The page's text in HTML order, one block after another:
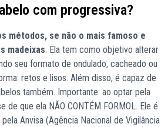
com progressiva?
métodos, se não o mais famoso e
madeixas. Ela tem como objetivo alterar
seu formato de ondulado, cacheado ou
retos e lisos. Além disso, é capaz de
também. Importante: ao optar pela
que ela NÃO CONTÉM FORMOL. Ele é
Anvisa (Agência Nacional de Vigilância